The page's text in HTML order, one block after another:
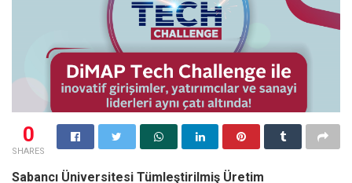
0
SHARES
Sabancı Üniversitesi Tümleştirilmiş Üretim